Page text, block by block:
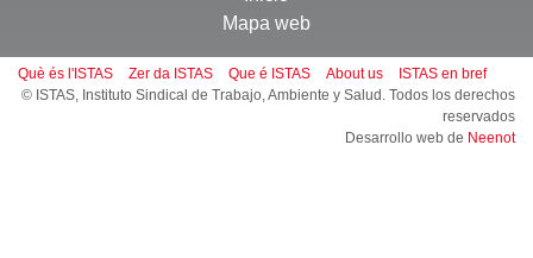
Mapa web
Què és l'ISTAS Zer da ISTAS Que é ISTAS About us
ISTAS en bref
© ISTAS, Instituto Sindical de Trabajo, Ambiente y Salud. Todos los derechos
reservados
Desarrollo web de Neenot